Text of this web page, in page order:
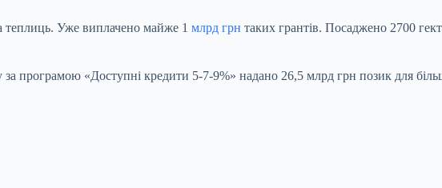
теплиць. Уже виплачено майже 1 млрд грн таких грантів. Посаджено 2700
програмою «Доступні кредити 5-7-9%» надано 26,5 млрд грн позик для